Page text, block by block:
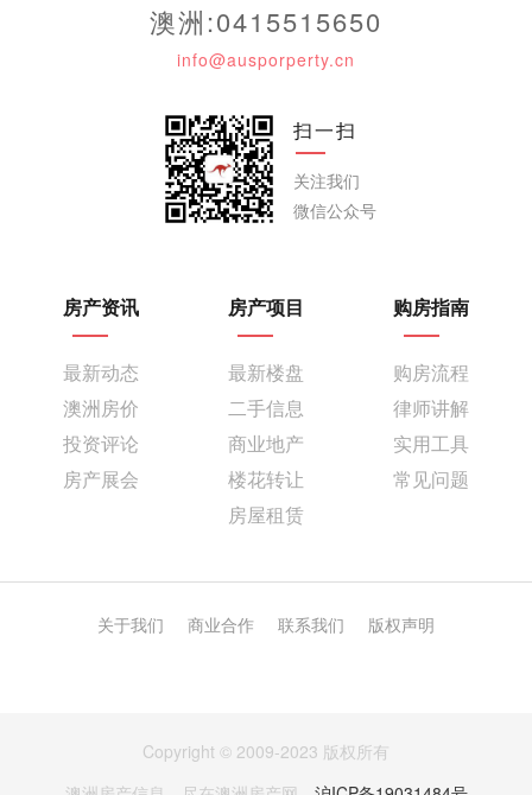
澳洲:0415515650
info@ausporperty.cn
扫一扫
关注我们
微信公众号
房产资讯
最新动态
澳洲房价
投资评论
房产展会
房产项目
最新楼盘
二手信息
商业地产
楼花转让
房屋租赁
购房指南
购房流程
律师讲解
实用工具
常见问题
关于我们 商业合作 联系我们 版权声明
Copyright © 2009-2023 版权所有